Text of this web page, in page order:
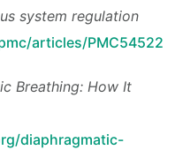
system regulation
articles/
Breathing: How It
diaphragmatic-